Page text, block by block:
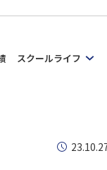
スクールライフ